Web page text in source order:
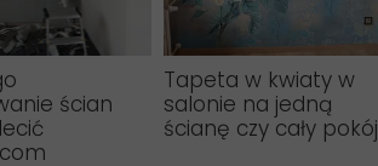
ścian
Tapeta w kwiaty w
salonie na jedną
ścianę czy cały pokój